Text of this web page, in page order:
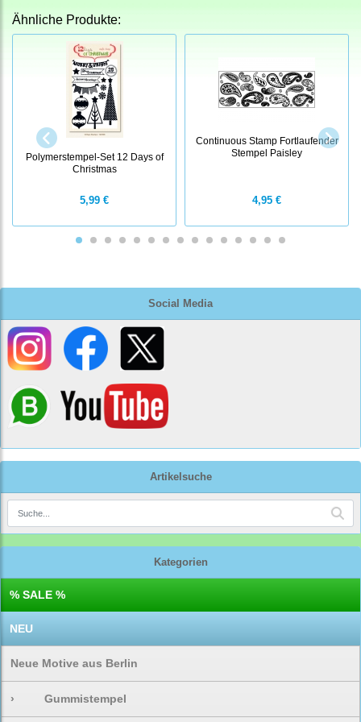
Social Media
Artikelsuche
Kategorien
% SALE %
NEU
Neue Motive aus Berlin
› Gummistempel
Ähnliche Produkte:
Polymerstempel-Set 12 Days of
Christmas
5,99 €
Continuous Stamp Fortlaufender
Stempel Paisley
4,95 €